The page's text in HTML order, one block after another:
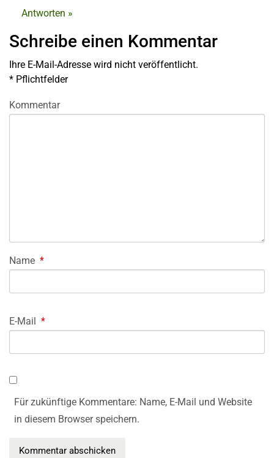
Antworten »
Schreibe einen Kommentar
Ihre E-Mail-Adresse wird nicht veröffentlicht.
* Pflichtfelder
Kommentar
Name *
E-Mail *
Für zukünftige Kommentare: Name, E-Mail und Website
in diesem Browser speichern.